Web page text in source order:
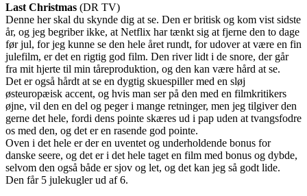
Last Christmas (DR TV)
Denne her skal du skynde dig at se. Den er britisk og kom vist sidste
år, og jeg begriber ikke, at Netflix har tænkt sig at fjerne den to dage
før jul, for jeg kunne se den hele året rundt, for udover at være en fin
julefilm, er det en rigtig god film. Den river lidt i de snore, der går
fra mit hjerte til min tåreproduktion, og den kan være hård at se.
Det er også hårdt at se en dygtig skuespiller med en sløj
østeuropæisk accent, og hvis man ser på den med en filmkritikers
øjne, vil den en del og peger i mange retninger, men jeg tilgiver den
gerne det hele, fordi dens pointe skæres ud i pap uden at tvangsfodre
os med den, og det er en rasende god pointe.
Oven i det hele er der en uventet og underholdende bonus for
danske seere, og det er i det hele taget en film med bonus og dybde,
selvom den også både er sjov og let, og det kan jeg så godt lide.
Den får 5 julekugler ud af 6.